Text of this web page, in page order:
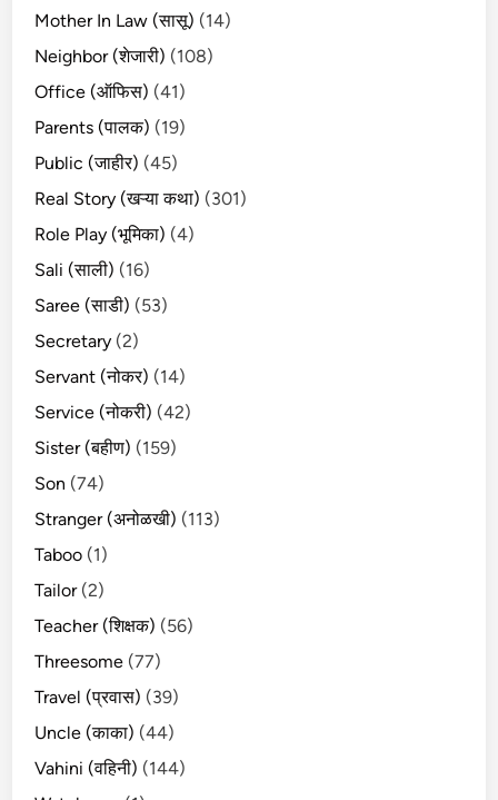
Mother In Law (सासू) (14)
Neighbor (शेजारी) (108)
Office (ऑफिस) (41)
Parents (पालक) (19)
Public (जाहीर) (45)
Real Story (खऱ्या कथा) (301)
Role Play (भूमिका) (4)
Sali (साली) (16)
Saree (साडी) (53)
Secretary (2)
Servant (नोकर) (14)
Service (नोकरी) (42)
Sister (बहीण) (159)
Son (74)
Stranger (अनोळखी) (113)
Taboo (1)
Tailor(2)
Teacher (शिक्षक) (56)
Threesome (77)
Travel (प्रवास) (39)
Uncle (काका) (44)
Vahini (वहिनी) (144)